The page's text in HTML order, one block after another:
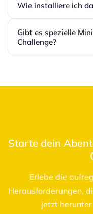
Wie installiere ich
Gibt es spezielle
Challenge?
Starte dein
Erlebe die
Herausforderungen,
jetzt